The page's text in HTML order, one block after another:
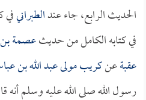
الحديث الرابع، جاء عندالطبرانيفي
في كتابه الكامل من حديثعصمة بن
عقبةعنكريب مولى عبد الله بن
رسول الله صلى الله عليه وسلم أنه